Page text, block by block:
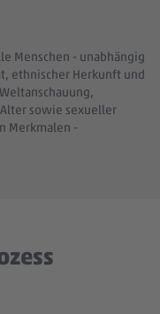
Menschen - unabhängig
ethnischer Herkunft und
sowie sexueller
Merkmalen -